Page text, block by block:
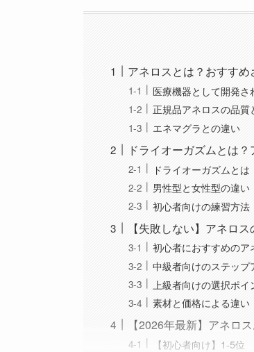
アネロスとは？おすす
医療機器として開発さ
正規品アネロスの品質
エネマグラとの違い
ドライオーガズムとは
ドライオーガズムとは
男性型と女性型の違い
初心者向けの練習方法
【失敗しない】アネロ
初心者におすすめのア
中級者向けのステップ
上級者向けの選択ポイ
素材と価格による違い
【2026年最新】アネロ
【初心者向け】1-5位